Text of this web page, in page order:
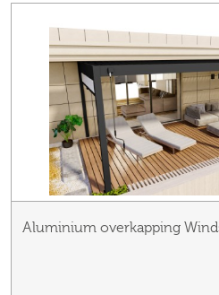
Aluminium overkapping